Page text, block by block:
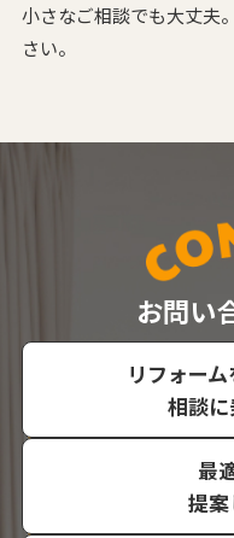
小さなご相談でも大丈夫
さい。
お問い
リフォー
相談に
最
提案